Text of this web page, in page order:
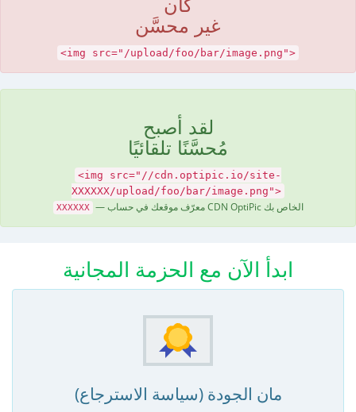
كان
غير محسَّن
<img src="/upload/foo/bar/image.png">
لقد أصبح
مُحسَّنًا تلقائيًا
<img src="//cdn.optipic.io/site-
XXXXXX/upload/foo/bar/image.png">
XXXXXX — معرّف موقعك في حساب CDN OptiPic الخاص بك
ابدأ الآن مع الحزمة المجانية
مان الجودة (سياسة الاسترجاع)